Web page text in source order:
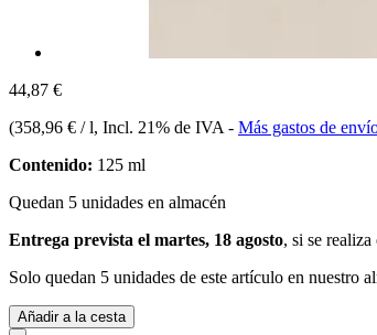
44,87 €
(358,96 € / l, Incl. 21% de IVA - Más gastos de
Contenido: 125 ml
Quedan 5 unidades en almacén
Entrega prevista el martes, 18 agosto, si se
Solo quedan 5 unidades de este artículo en nuestro
Añadir a la cesta